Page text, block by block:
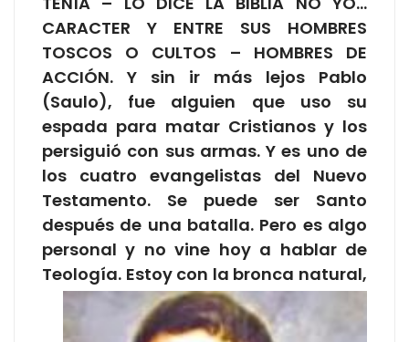
CARACTER Y ENTRE SUS HOMBRES
TOSCOS O CULTOS – HOMBRES DE
ACCIÓN. Y sin ir más lejos Pablo
(Saulo), fue alguien que uso su
espada para matar Cristianos y los
persiguió con sus armas. Y es uno de
los cuatro evangelistas del Nuevo
Testamento. Se puede ser Santo
después de una batalla. Pero es algo
personal y no vine hoy a hablar de
Teología. Estoy con la bronca natural,